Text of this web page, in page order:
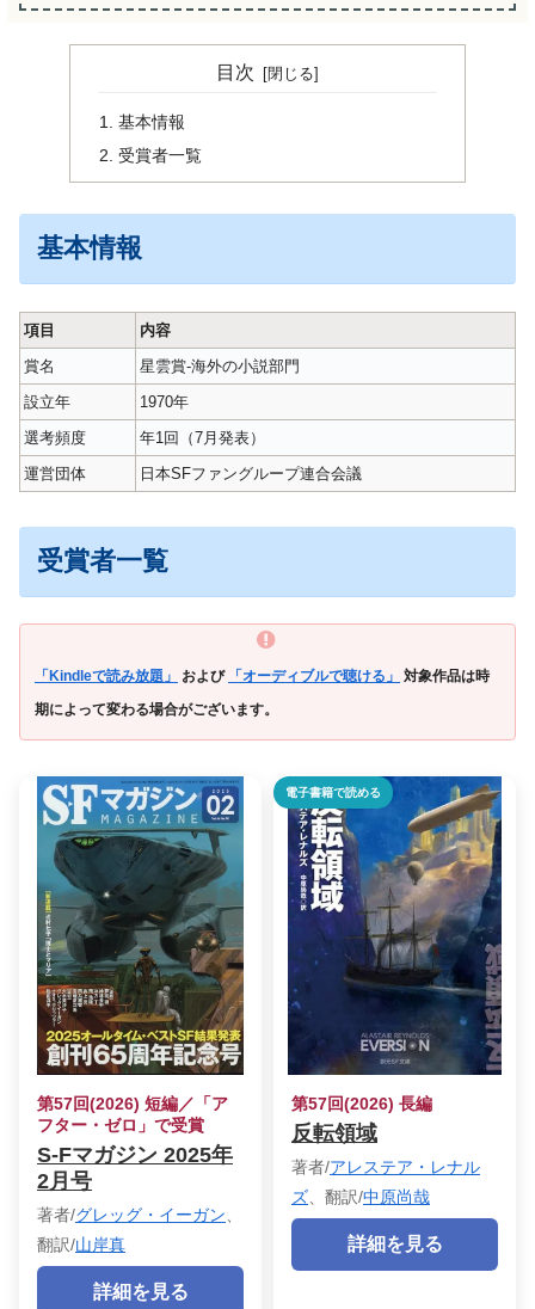
目次
基本情報
受賞者一覧
基本情報
項目
内容
賞名
星雲賞-海外の小説部門
設立年
1970年
選考頻度
年1回（7月発表）
運営団体
日本SFファングループ連合会議
受賞者一覧
「Kindleで読み放題」 および 「オーディブルで聴ける」
対象作品は時
期によって変わる場合がございます。
第57回(2026) 短編／「ア
フター・ゼロ」で受賞
S-Fマガジン 2025年
2月号
著者/グレッグ・イーガン
翻訳/山岸真
詳細を見る
電子書籍で読める
第57回(2026) 長編
反転領域
著者/アレステア・レナル
ズ 、翻訳/中原尚哉
詳細を見る